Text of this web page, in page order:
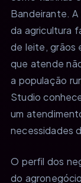
Bandeirante.
da agricultura
de leite, grãos
que atende
a população
Studio
um
necessidades
O perfil dos
do